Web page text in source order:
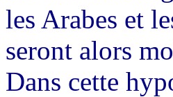
les Arabes et
seront alors
Dans cette